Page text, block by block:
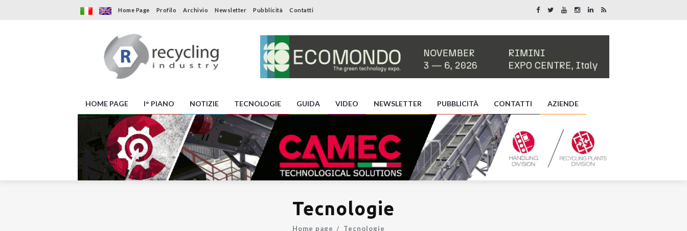
Home Page Profilo Archivio Newsletter Pubblicità Contatti
HOME PAGE I° PIANO NOTIZIE TECNOLOGIE GUIDA VIDEO NEWSLETTER PUBBLICITÀ CONTATTI AZIENDE
Tecnologie
Home page Tecnologie